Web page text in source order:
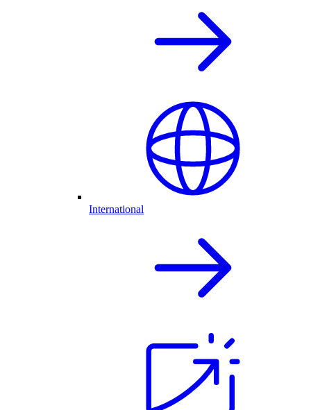
International